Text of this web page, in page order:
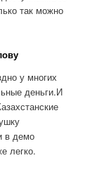
так можно
у многих
деньги.И
в демо
легко.